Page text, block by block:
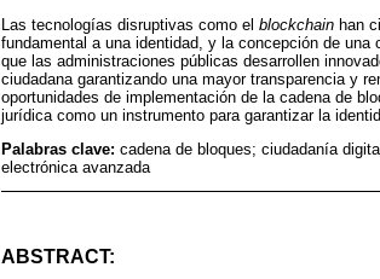
Las tecnologías disruptivas como el blockchain han
fundamental a una identidad, y la concepción de
que las administraciones públicas desarrollen
ciudadana garantizando una mayor transparencia y
oportunidades de implementación de la cadena de
jurídica como un instrumento para garantizar la
Palabras clave: cadena de bloques; ciudadanía
electrónica avanzada
ABSTRACT: